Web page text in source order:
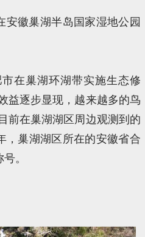
安徽巢湖半岛国家湿地公园
在巢湖环湖带实施生态修
益逐步显现，越来越多的鸟
前在巢湖湖区周边观测到的
，巢湖湖区所在的安徽省合
。